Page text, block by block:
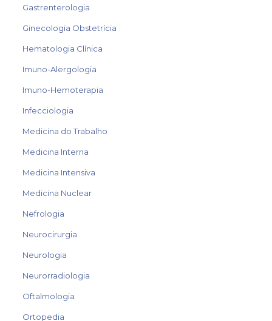
Gastrenterologia
Ginecologia Obstetrícia
Hematologia Clínica
Imuno-Alergologia
Imuno-Hemoterapia
Infecciologia
Medicina do Trabalho
Medicina Interna
Medicina Intensiva
Medicina Nuclear
Nefrologia
Neurocirurgia
Neurologia
Neurorradiologia
Oftalmologia
Ortopedia